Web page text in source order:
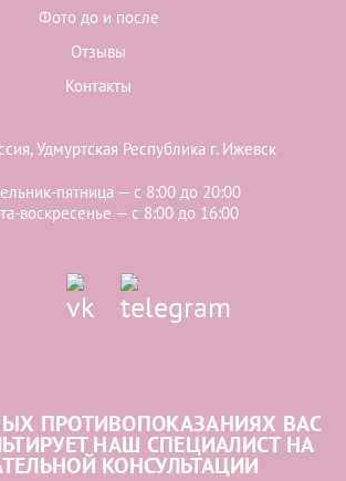
Фото до и после
Отзывы
Контакты
Удмуртская Республика г. Ижевск
пятница — с 8:00 до 20:00
воскресенье — с 8:00 до 16:00
ПРОТИВОПОКАЗАНИЯХ ВАС
НАШ СПЕЦИАЛИСТ НА
КОНСУЛЬТАЦИИ